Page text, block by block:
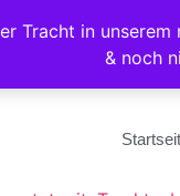
Tracht in
& noch